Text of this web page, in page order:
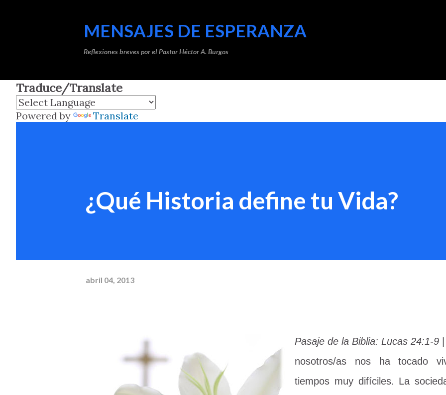
MENSAJES DE ESPERANZA
Reflexiones breves por el Pastor Héctor A. Burgos
Traduce/Translate
Powered by Translate
¿Qué Historia define tu Vida?
abril 04, 2013
Pasaje de la Biblia: Lucas 24:1-9
nosotros/as nos ha tocado
tiempos muy difíciles. La